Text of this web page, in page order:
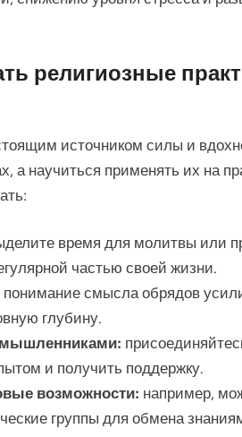
религиозные
источником силы и
а научиться применять их на
время для молитвы или
частью своей жизни.
понимание смысла обрядов
глубину.
и получить поддержку.
возможности: например,
группы для обмена